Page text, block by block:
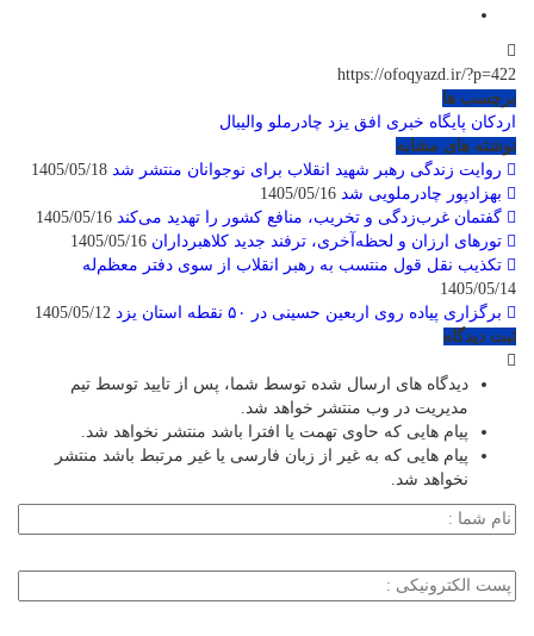
https://ofoqyazd.ir/?p=422
برچسب ها
اردکان پایگاه خبری افق یزد چادرملو والیبال
نوشته های مشابه
روایت زندگی رهبر شهید انقلاب برای نوجوانان منتشر شد
بهزادپور چادرملویی شد
گفتمان غرب‌زدگی و تخریب، منافع کشور را تهدید می‌کند
تورهای ارزان و لحظه‌آخری، ترفند جدید کلاهبرداران
تکذیب نقل قول منتسب به رهبر انقلاب از سوی دفتر معظم‌له
1405/05/14
برگزاری پیاده روی اربعین حسینی در ۵۰ نقطه استان یزد
ثبت دیدگاه
دیدگاه های ارسال شده توسط شما، پس از تایید توسط تیم
مدیریت در وب منتشر خواهد شد.
پیام هایی که حاوی تهمت یا افترا باشد منتشر نخواهد شد.
پیام هایی که به غیر از زبان فارسی یا غیر مرتبط باشد منتشر
نخواهد شد.